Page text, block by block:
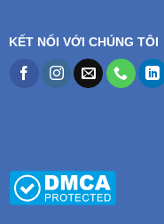
KẾT NỐI VỚI CHÚNG TÔI